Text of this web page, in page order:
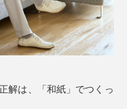
解は、「和紙」でつくっ